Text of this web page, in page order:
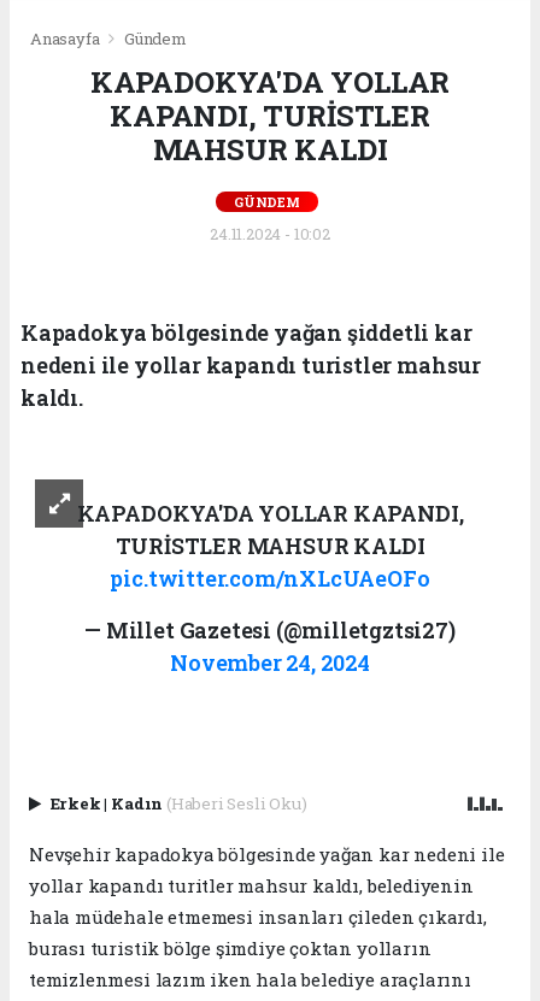
Anasayfa Gündem
KAPADOKYA'DA YOLLAR
KAPANDI, TURİSTLER
MAHSUR KALDI
GÜNDEM
24.11.2024 - 10:02
Kapadokya bölgesinde yağan şiddetli kar
nedeni ile yollar kapandı turistler mahsur
kaldı.
KAPADOKYA'DA YOLLAR KAPANDI,
TURİSTLER MAHSUR KALDI
pic.twitter.com/nXLcUAeOFo
— Millet Gazetesi (@milletgztsi27)
November 24, 2024
Erkek| Kadın (Haberi Sesli Oku)
Nevşehir kapadokya bölgesinde yağan kar nedeni ile
yollar kapandı turitler mahsur kaldı, belediyenin
hala müdehale etmemesi insanları çileden çıkardı,
burası turistik bölge şimdiye çoktan yolların
temizlenmesi lazım iken hala belediye araçlarını